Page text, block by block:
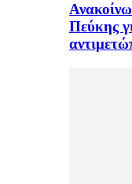
Πεύκης